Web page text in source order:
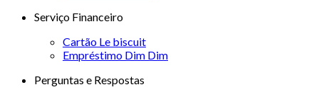
Serviço Financeiro
Cartão Le biscuit
Empréstimo Dim Dim
Perguntas e Respostas